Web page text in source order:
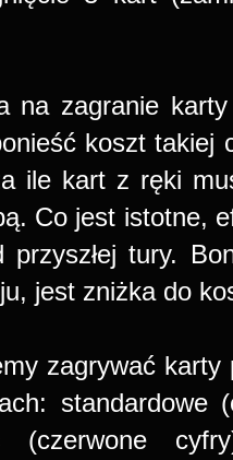
na zagranie
koszt takiej
ile kart z ręki
Co jest istotne,
tury.
jest zniżka do
zagrywać karty
standardowe
(czerwone